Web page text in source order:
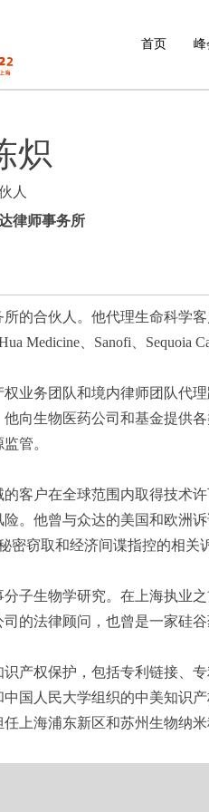
首页 峰
炽
人
律师事务所
的合伙人。他代理生命科学
Medicine、Sanofi、Sequoia
业务团队和境内律师团队代
向生物医药公司和基金提供
管。
客户在全球范围内取得技术
。他曾与众达的美国和欧洲
密窃取和经济间谍指控的相关
子生物学研究。在上海执业
的法律顾问，也曾是一家硅
产权保护，包括专利链接、
国人民大学组织的中美知识
上海浦东新区和苏州生物纳